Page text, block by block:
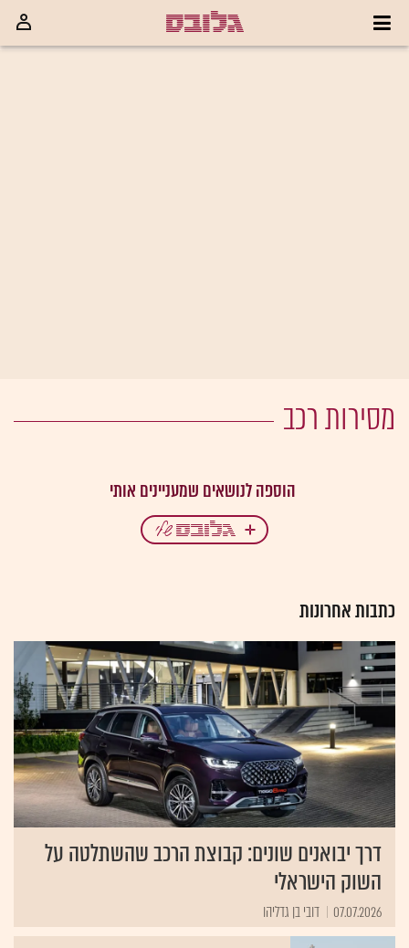
מסירות רכב
כתבות אחרונות
דרך יבואנים שונים: קבוצת הרכב שהשתלטה על
השוק הישראלי
07.07.2026 דובי בן גדליהו